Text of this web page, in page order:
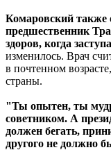
Комаровский также
предшественник
здоров, когда
изменилось. Врач
в почтенном
страны.
"Ты опытен, ты
советником. А
должен бегать,
другого не должно